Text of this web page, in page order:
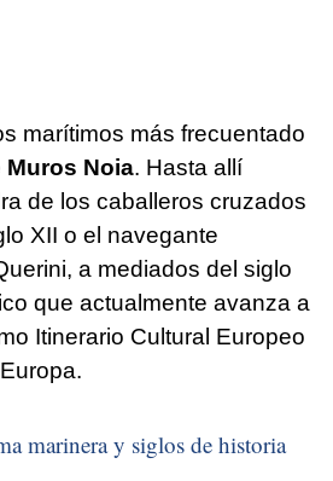
marítimos más frecuentado
Muros Noia. Hasta allí
de los caballeros cruzados
XII o el navegante
a mediados del siglo
que actualmente avanza a
Itinerario Cultural Europeo
marinera y siglos de historia